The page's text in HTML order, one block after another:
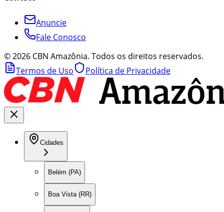
Anuncie
Fale Conosco
©2026 CBN Amazônia. Todos os direitos reservados.
Termos de Uso
Política de Privacidade
Cidades
Belém (PA)
Boa Vista (RR)